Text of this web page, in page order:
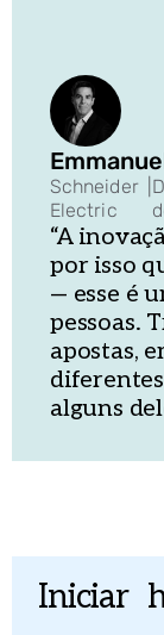
Schneider
Electric
“A
por isso
— esse é
pessoas.
apostas,
alguns
Iniciar